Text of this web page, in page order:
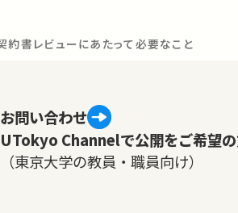
書レビューにあたって必要なこと～」
お問い合わせ
UTokyo Channelで公開をご希望
（東京大学の教員・職員向け）